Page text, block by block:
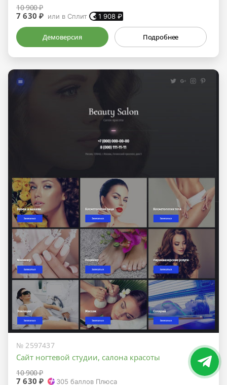
10 900 ₽
7 630 ₽ или в Сплит 1 908 ₽
Демоверсия Подробнее
№ 2597437
Сайт ногтевой студии, салона красоты
10 900 ₽
7 630 ₽ 305 баллов Плюса